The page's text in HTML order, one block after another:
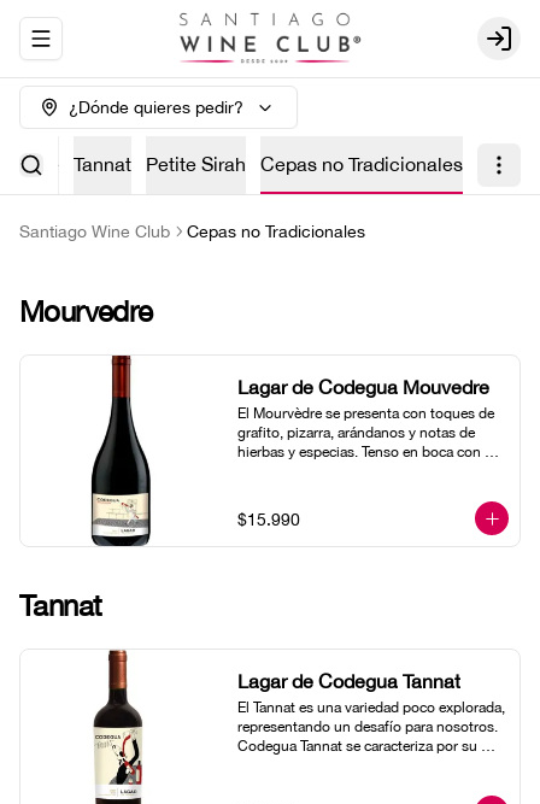
Abrir menu de navegación Login
¿Dónde quieres pedir?
Tannat Petite Sirah Cepas no Tradicionales
Santiago Wine Club Cepas no Tradicionales
Mourvedre
Lagar de Codegua Mouvedre
El Mourvèdre se presenta con toques de
grafito, pizarra, arándanos y notas de
hierbas y especias. Tenso en boca con
$15.990
Tannat
Lagar de Codegua Tannat
El Tannat es una variedad poco explorada,
representando un desafío para nosotros.
Codegua Tannat se caracteriza por su